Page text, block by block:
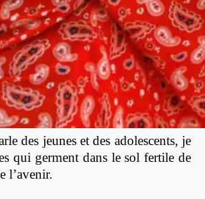
des jeunes et des adolescents, je
qui germent dans le sol fertile de
l’avenir.